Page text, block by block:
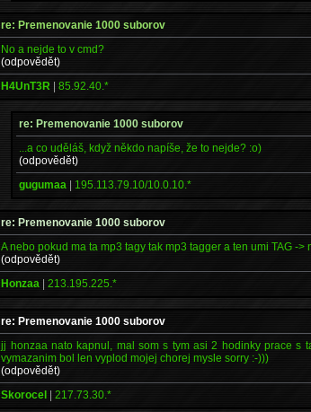
re: Premenovanie 1000 suborov
No a nejde to v cmd?
(odpovědět)
H4UnT3R |85.92.40.*
re: Premenovanie 1000 suborov
...a co uděláš, když někdo napíše, že to nejde? :o)
(odpovědět)
gugumaa | 195.113.79.10/10.0.10.*
re: Premenovanie 1000 suborov
A nebo pokud ma ta mp3 tagy tak mp3 tagger a ten umi TAG ->
(odpovědět)
Honzaa |213.195.225.*
re: Premenovanie 1000 suborov
jj honzaa nato kapnul, mal som s tym asi 2 hodinky prace s
vymazanim bol len vyplod mojej chorej mysle sorry :-)))
(odpovědět)
Skorocel |217.73.30.*